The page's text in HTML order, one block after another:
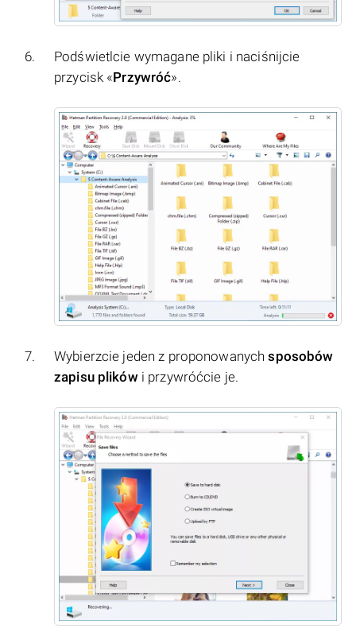
Podświetlcie wymagane pliki i naciśnijcie
przycisk «Przywróć».
Wybierzcie jeden z proponowanychsposobów
zapisu plikówi przywróćcie je.